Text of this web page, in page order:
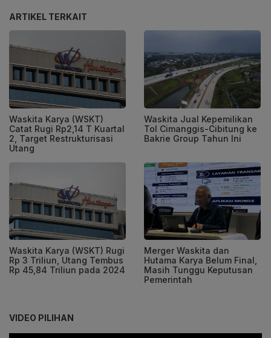
ARTIKEL TERKAIT
Waskita Karya (WSKT)
Catat Rugi Rp2,14 T Kuartal
2, Target Restrukturisasi
Utang
Waskita Jual Kepemilikan
Tol Cimanggis-Cibitung ke
Bakrie Group Tahun Ini
Waskita Karya (WSKT) Rugi
Rp 3 Triliun, Utang Tembus
Rp 45,84 Triliun pada 2024
Merger Waskita dan
Hutama Karya Belum Final,
Masih Tunggu Keputusan
Pemerintah
VIDEO PILIHAN